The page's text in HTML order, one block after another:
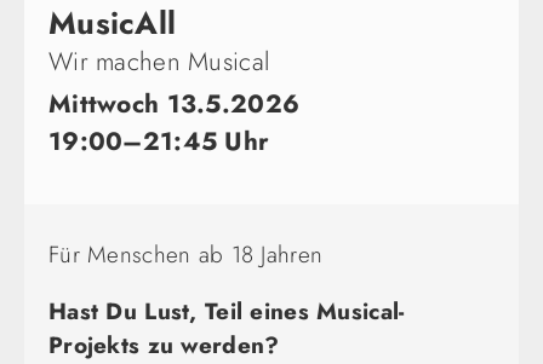
MusicAll
Wir machen Musical
Mittwoch 13.5.2026
19:00–21:45 Uhr
Für Menschen ab 18 Jahren
Hast Du Lust, Teil eines Musical-
Projekts zu werden?